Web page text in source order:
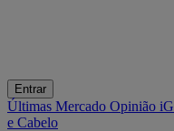
Entrar
Últimas Mercado Opinião
e Cabelo